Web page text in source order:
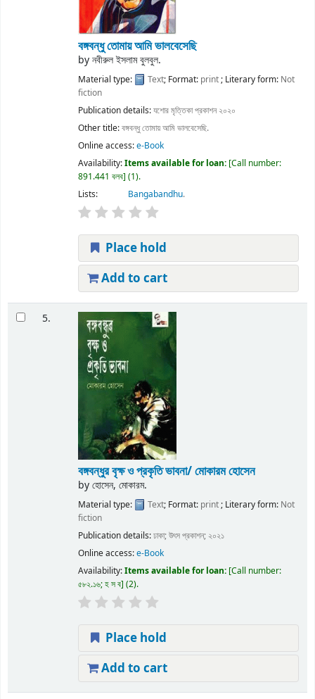
বঙ্গবন্ধু তোমায় আমি ভালবেসেছি
byনবীরুল ইসলাম বুলবুল.
Material type: Text; Format: print; Literary form: Not
fiction
Publication details:যশোরমৃত্তিকা প্রকাশন ২০২০
Other title:বঙ্গবন্ধু তোমায় আমি ভালবেসেছি.
Online access:e-Book
Availability:Items available for loan: Call number:
891.441 বলব (1).
Lists:
Bangabandhu.
Place hold
Add to cart
5.
বঙ্গবন্ধুর বৃক্ষ ও প্রকৃতি ভাবনা/ মোকারম হোসেন
byহোসেন, মোকারম.
Material type: Text; Format: print ; Literary form: Not
fiction
Publication details:ঢাকা;উৎস প্রকাশন; ২০২১
Online access:e-Book
Availability:Items available for loan: Call number:
৫৮২.১৬; হ স ব (2).
Place hold
Add to cart